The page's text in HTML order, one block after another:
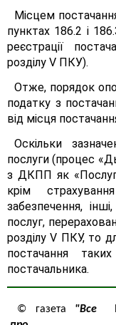
Місцем
пунктах 186.2 і
реєстрації
розділу V ПКУ).
Отже, порядок
податку з
від місця
Оскільки
послуги (процес
з ДКПП як
крім
забезпечення,
послуг,
розділу V ПКУ, то
постачання
постачальника.
© газета "Все